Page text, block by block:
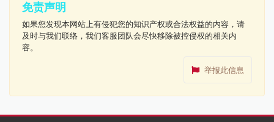
免责声明
如果您发现本网站上有侵犯您的知识产权或合法权益的内容，请
及时与我们联络，我们客服团队会尽快移除被控侵权的相关内
容。
举报此信息